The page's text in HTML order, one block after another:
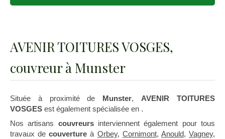
AVENIR TOITURES VOSGES,
couvreur à Munster
Située à proximité de Munster,AVENIR TOITURES
VOSGES est également spécialisée en .
Nos artisans couvreursinterviennent également pour tous
travaux decouverture à Orbey, Cornimont, Anould,Vagney,